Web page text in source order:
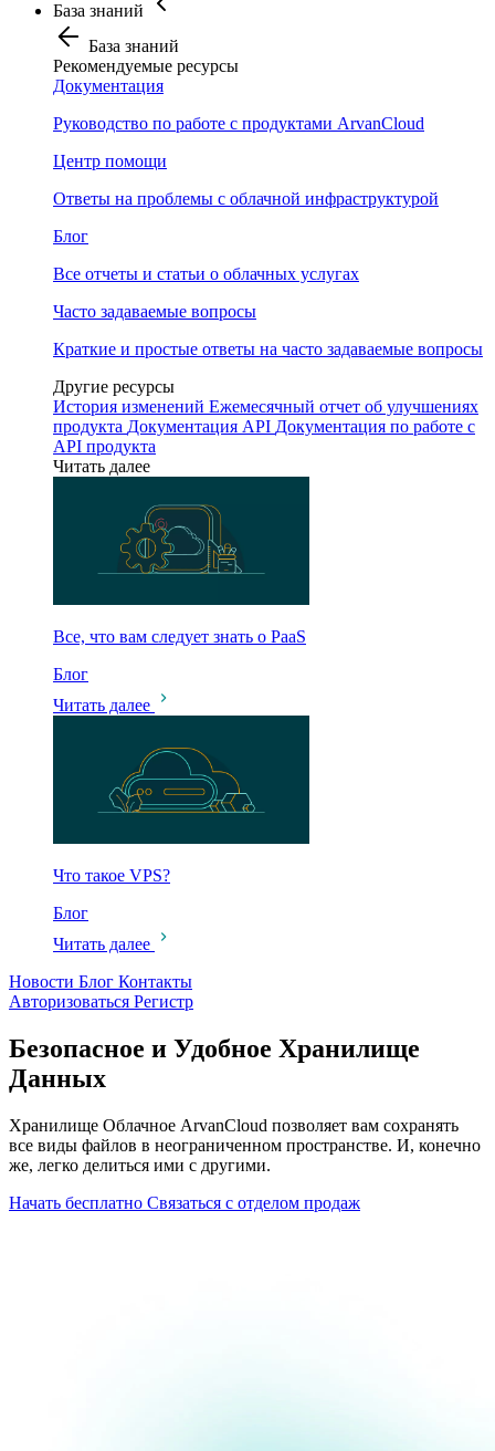
База знаний
База знаний
Рекомендуемые ресурсы
Документация
Руководство по работе с продуктами ArvanCloud
Центр помощи
Ответы на проблемы с облачной инфраструктурой
Блог
Все отчеты и статьи о облачных услугах
Часто задаваемые вопросы
Краткие и простые ответы на часто задаваемые вопросы
Другие ресурсы
История изменений Ежемесячный отчет об улучшениях
продукта Документация API Документация по работе с
API продукта
Читать далее
Все, что вам следует знать о PaaS
Блог
Читать далее
Что такое VPS?
Блог
Читать далее
Новости Блог Контакты
Авторизоваться Pегистр
Безопасное и Удобное Хранилище
Данных
Хранилище Облачное ArvanCloud позволяет вам сохранять
все виды файлов в неограниченном пространстве. И, конечно
же, легко делиться ими с другими.
Начать бесплатно Связаться с отделом продаж